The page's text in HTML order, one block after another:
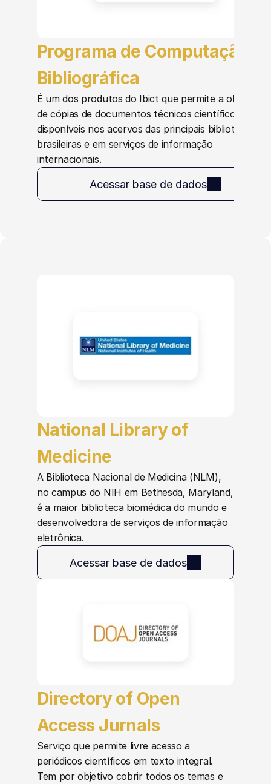
Programa de Computação
Bibliográfica
É um dos produtos do Ibict que permite a obtenção
de cópias de documentos técnicos científicos
disponíveis nos acervos das principais bibliotecas
brasileiras e em serviços de informação
internacionais.
Acessar base de dados
National Library of
Medicine
A Biblioteca Nacional de Medicina (NLM),
no campus do NIH em Bethesda, Maryland,
é a maior biblioteca biomédica do mundo e
desenvolvedora de serviços de informação
eletrônica.
Acessar base de dados
Directory of Open
Access Jurnals
Serviço que permite livre acesso a
periódicos científicos em texto integral.
Tem por objetivo cobrir todos os temas e